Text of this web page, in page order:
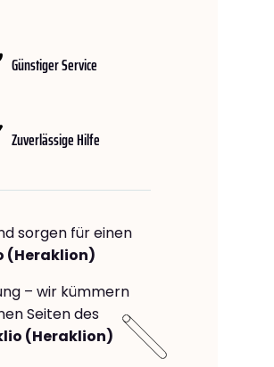
Günstiger Service
Zuverlässige Hilfe
sorgen für einen
(Heraklion)
– wir kümmern
Seiten des
(Heraklion)